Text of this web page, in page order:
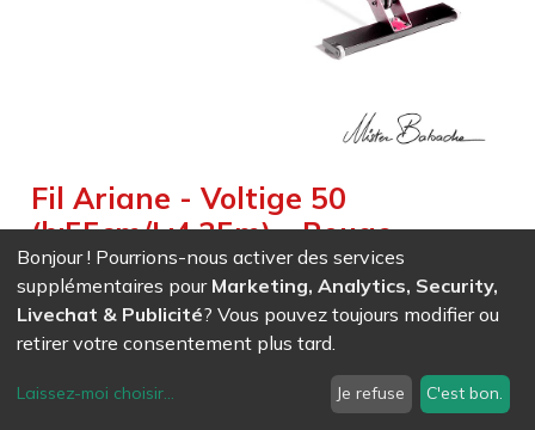
Fil Ariane - Voltige 50
(h:55cm/L:4.35m) - Rouge
Weight : 60,000kg
1 998,95CHF/ HT
EAN 7611847032579 - Ref ( 3257
Bonjour ! Pourrions-nous activer des services
supplémentaires pour Marketing, Analytics, Security,
Livechat & Publicité? Vous pouvez toujours modifier ou
retirer votre consentement plus tard.
Laissez-moi choisir... Je refuse C'est bon.